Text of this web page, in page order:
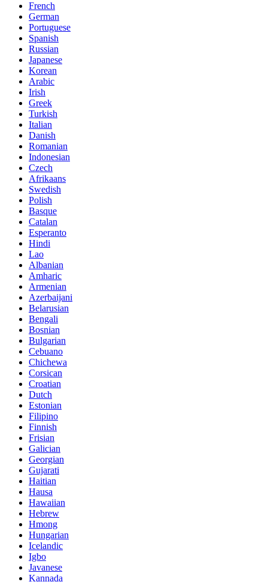
French
German
Portuguese
Spanish
Russian
Japanese
Korean
Arabic
Irish
Greek
Turkish
Italian
Danish
Romanian
Indonesian
Czech
Afrikaans
Swedish
Polish
Basque
Catalan
Esperanto
Hindi
Lao
Albanian
Amharic
Armenian
Azerbaijani
Belarusian
Bengali
Bosnian
Bulgarian
Cebuano
Chichewa
Corsican
Croatian
Dutch
Estonian
Filipino
Finnish
Frisian
Galician
Georgian
Gujarati
Haitian
Hausa
Hawaiian
Hebrew
Hmong
Hungarian
Icelandic
Igbo
Javanese
Kannada